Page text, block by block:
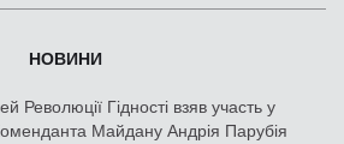
НОВИНИ
Революції Гідності взяв участь у
Майдану Андрія Парубія